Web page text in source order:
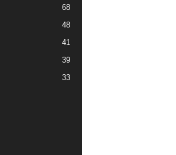
68
48
41
39
33